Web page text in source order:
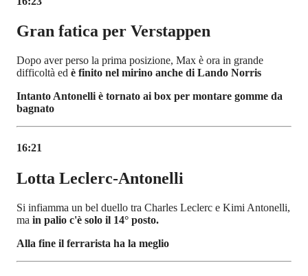
Gran fatica per Verstappen
Dopo aver perso la prima posizione, Max è ora in grande
difficoltà ed è finito nel mirino anche di Lando Norris
Intanto Antonelli è tornato ai box per montare gomme da
bagnato
16:21
Lotta Leclerc-Antonelli
Si infiamma un bel duello tra Charles Leclerc e Kimi Antonelli,
ma in palio c'è solo il 14° posto.
Alla fine il ferrarista ha la meglio